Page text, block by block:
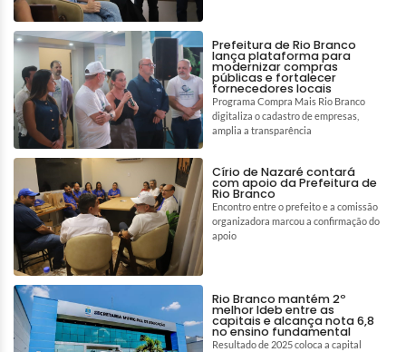
Prefeitura de Rio Branco
lança plataforma para
modernizar compras
públicas e fortalecer
fornecedores locais
Programa Compra Mais Rio Branco
digitaliza o cadastro de empresas,
amplia a transparência
Círio de Nazaré contará
com apoio da Prefeitura de
Rio Branco
Encontro entre o prefeito e a comissão
organizadora marcou a confirmação do
apoio
Rio Branco mantém 2º
melhor Ideb entre as
capitais e alcança nota 6,8
no ensino fundamental
Resultado de 2025 coloca a capital